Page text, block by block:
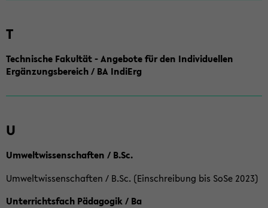
T
Technische Fakultät - Angebote für den Individuellen
Ergänzungsbereich / BA IndiErg
U
Umweltwissenschaften / B.Sc.
Umweltwissenschaften / B.Sc. (Einschreibung bis SoSe 2023)
Unterrichtsfach Pädagogik / Ba